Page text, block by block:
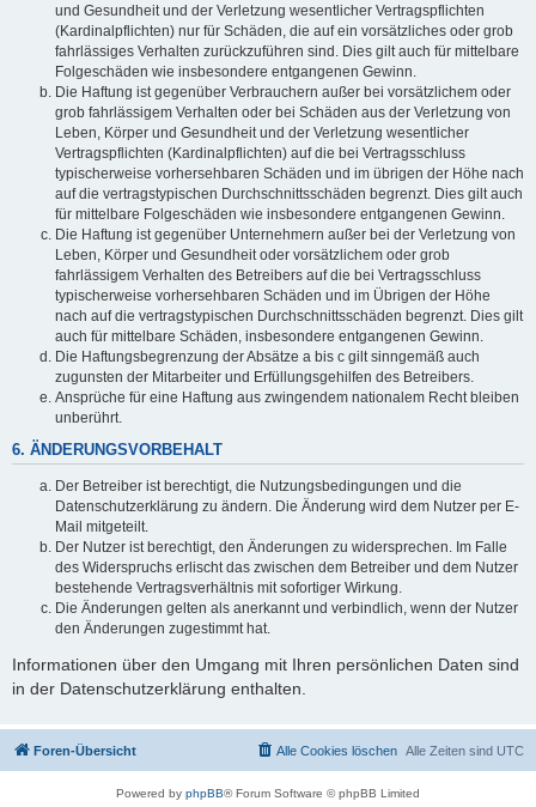
und Gesundheit und der Verletzung wesentlicher Vertragspflichten
(Kardinalpflichten) nur für Schäden, die auf ein vorsätzliches oder grob
fahrlässiges Verhalten zurückzuführen sind. Dies gilt auch für mittelbare
Folgeschäden wie insbesondere entgangenen Gewinn.
Die Haftung ist gegenüber Verbrauchern außer bei vorsätzlichem oder
grob fahrlässigem Verhalten oder bei Schäden aus der Verletzung von
Leben, Körper und Gesundheit und der Verletzung wesentlicher
Vertragspflichten (Kardinalpflichten) auf die bei Vertragsschluss
typischerweise vorhersehbaren Schäden und im übrigen der Höhe nach
auf die vertragstypischen Durchschnittsschäden begrenzt. Dies gilt auch
für mittelbare Folgeschäden wie insbesondere entgangenen Gewinn.
Die Haftung ist gegenüber Unternehmern außer bei der Verletzung von
Leben, Körper und Gesundheit oder vorsätzlichem oder grob
fahrlässigem Verhalten des Betreibers auf die bei Vertragsschluss
typischerweise vorhersehbaren Schäden und im Übrigen der Höhe
nach auf die vertragstypischen Durchschnittsschäden begrenzt. Dies gilt
auch für mittelbare Schäden, insbesondere entgangenen Gewinn.
Die Haftungsbegrenzung der Absätze a bis c gilt sinngemäß auch
zugunsten der Mitarbeiter und Erfüllungsgehilfen des Betreibers.
Ansprüche für eine Haftung aus zwingendem nationalem Recht bleiben
unberührt.
6. ÄNDERUNGSVORBEHALT
Der Betreiber ist berechtigt, die Nutzungsbedingungen und die
Datenschutzerklärung zu ändern. Die Änderung wird dem Nutzer per E-
Mail mitgeteilt.
Der Nutzer ist berechtigt, den Änderungen zu widersprechen. Im Falle
des Widerspruchs erlischt das zwischen dem Betreiber und dem Nutzer
bestehende Vertragsverhältnis mit sofortiger Wirkung.
Die Änderungen gelten als anerkannt und verbindlich, wenn der Nutzer
den Änderungen zugestimmt hat.
Informationen über den Umgang mit Ihren persönlichen Daten sind
in der Datenschutzerklärung enthalten.
Foren-Übersicht Alle Zeiten sind UTC
Alle Cookies löschen
Powered by phpBB® Forum Software © phpBB Limited